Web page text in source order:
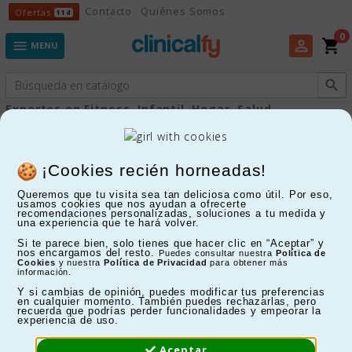
¡Cookies recién horneadas!
Queremos que tu visita sea tan deliciosa como útil. Por eso,
usamos cookies que nos ayudan a ofrecerte
recomendaciones personalizadas, soluciones a tu medida y
una experiencia que te hará volver.
Si te parece bien, solo tienes que hacer clic en “Aceptar” y
nos encargamos del resto.
Puedes consultar nuestra Política de
Cookies y nuestra Política de Privacidad para obtener más
información.
Y si cambias de opinión, puedes modificar tus preferencias
en cualquier momento. También puedes rechazarlas, pero
recuerda que podrías perder funcionalidades y empeorar la
experiencia de uso.
Ofertas 114 Ofertas
Contacto Quiénes Somos
 MENU perm_identity shopping_cart
0
Expertos en Fitness, Infantil, Hogar, Salud...

FILTRAR
Mostrando 1-24 de 167 artículo(s)